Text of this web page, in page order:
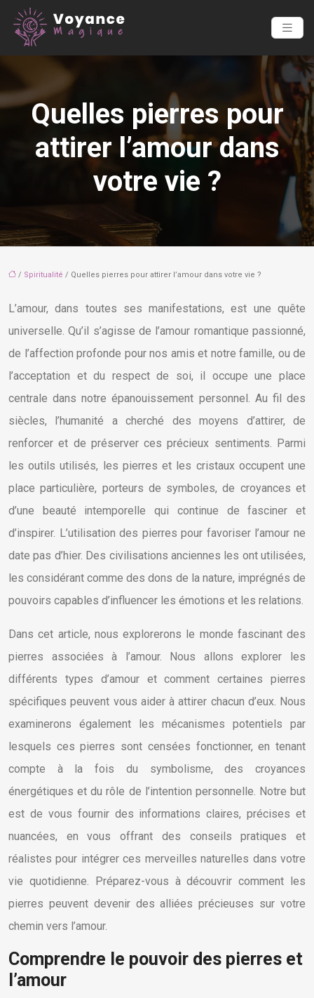
Quelles pierres pour
attirer l’amour dans
votre vie ?
/ Spiritualité / Quelles pierres pour attirer l’amour dans votre vie ?
L’amour, dans toutes ses manifestations, est une quête
universelle. Qu’il s’agisse de l’amour romantique passionné,
de l’affection profonde pour nos amis et notre famille, ou de
l’acceptation et du respect de soi, il occupe une place
centrale dans notre épanouissement personnel. Au fil des
siècles, l’humanité a cherché des moyens d’attirer, de
renforcer et de préserver ces précieux sentiments. Parmi
les outils utilisés, les pierres et les cristaux occupent une
place particulière, porteurs de symboles, de croyances et
d’une beauté intemporelle qui continue de fasciner et
d’inspirer. L’utilisation des pierres pour favoriser l’amour ne
date pas d’hier. Des civilisations anciennes les ont utilisées,
les considérant comme des dons de la nature, imprégnés de
pouvoirs capables d’influencer les émotions et les relations.
Dans cet article, nous explorerons le monde fascinant des
pierres associées à l’amour. Nous allons explorer les
différents types d’amour et comment certaines pierres
spécifiques peuvent vous aider à attirer chacun d’eux. Nous
examinerons également les mécanismes potentiels par
lesquels ces pierres sont censées fonctionner, en tenant
compte à la fois du symbolisme, des croyances
énergétiques et du rôle de l’intention personnelle. Notre but
est de vous fournir des informations claires, précises et
nuancées, en vous offrant des conseils pratiques et
réalistes pour intégrer ces merveilles naturelles dans votre
vie quotidienne. Préparez-vous à découvrir comment les
pierres peuvent devenir des alliées précieuses sur votre
chemin vers l’amour.
Comprendre le pouvoir des pierres et
l’amour